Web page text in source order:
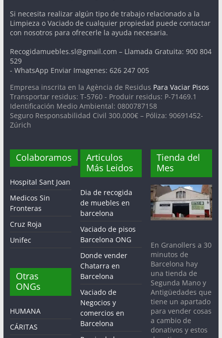
Si necesita realizar algún tipo de trabajo relacionado a la
Limpieza o Vaciado de cualquier propiedad puede contactar
con nosotros para ofrecerle la ayuda necesaria.
Recogidamuebles.sl@gmail.com – Llamada Gratuita: 900 804
529
- WhatsApp Enviar Imagenes: 626 247 005
Empresa inscrita en la Agència de Residus Para Vaciar Pisos
Transportar residus: T-5760 - Produir residus: P-71469.1
Identificación Medio Ambiental: 0800787158
Seguro Responsabilidad Civil 300.000€ – Póliza: 90691452-
Zúrich
Colaboramos
Hospital Sant Joan
Medicos Sin
Fronteras
Cruz Roja
Unifec
Otras
ONGs
HUMANA
CÁRITAS
Articulos
Más Leidos
Dia de recogida
de muebles en
barcelona
Vaciado de pisos
Barcelona ONG
Donde vender
Chatarra en
Barcelona
Vaciado de
Negocios y
comercios en
Barcelona
Tienda del
Mes
En Granollers a 30
minutos de
Barcelona hay
una tienda de
Segunda Mano y
Antigüedades que
tiene un apartado
para vender cosas
a cambio de
donativos y estos